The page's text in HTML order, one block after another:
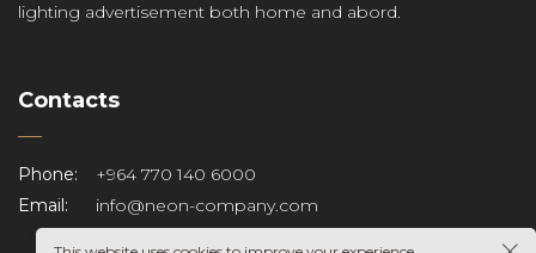
lighting advertisement both home and abord.
Contacts
Phone:
+964 770 140 6000
Email:
info@neon-company.com